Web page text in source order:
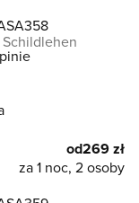
od269 zł
za 1 noc, 2 osoby